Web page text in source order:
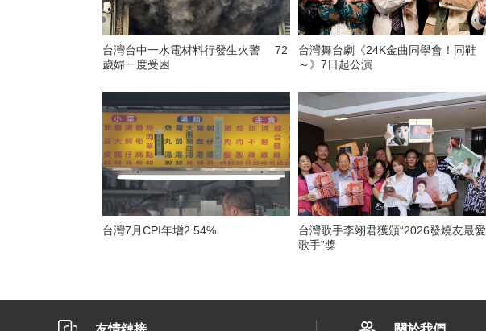
台灣台中一水電材料行發生火警 72
歲婦一度受困
台灣舞台劇《24K金曲同學會！同鞋
～》7日起公演
台灣7月CPI年增2.54%
台灣歌手李翊君獲頒“2026發燒友最愛
歌手”獎